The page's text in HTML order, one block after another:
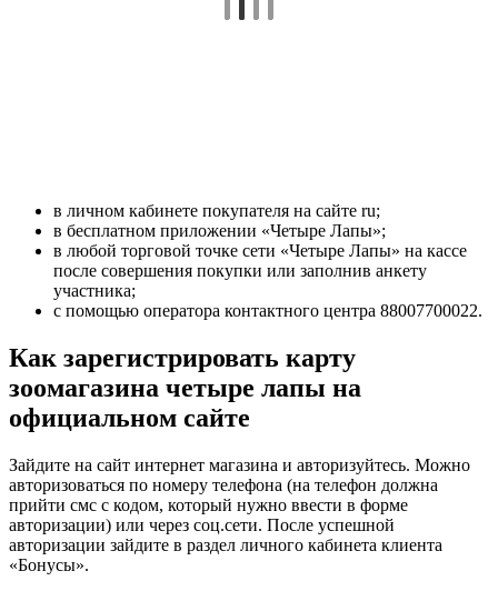
в личном кабинете покупателя на сайте ru;
в бесплатном приложении «Четыре Лапы»;
в любой торговой точке сети «Четыре Лапы» на кассе
после совершения покупки или заполнив анкету
участника;
с помощью оператора контактного центра 88007700022.
Как зарегистрировать карту
зоомагазина четыре лапы на
официальном сайте
Зайдите на сайт интернет магазина и авторизуйтесь. Можно
авторизоваться по номеру телефона (на телефон должна
прийти смс с кодом, который нужно ввести в форме
авторизации) или через соц.сети. После успешной
авторизации зайдите в раздел личного кабинета клиента
«Бонусы».